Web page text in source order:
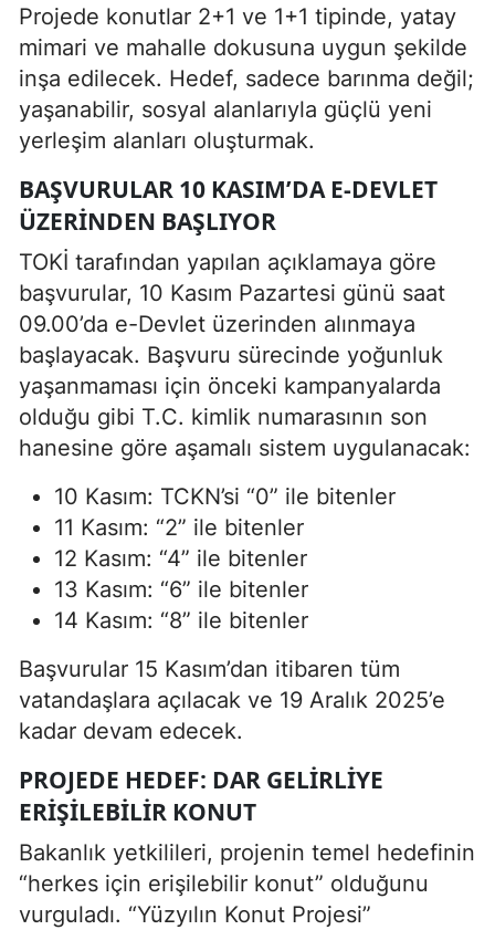
Projede konutlar 2+1 ve 1+1 tipinde, yatay
mimari ve mahalle dokusuna uygun şekilde
inşa edilecek. Hedef, sadece barınma değil;
yaşanabilir, sosyal alanlarıyla güçlü yeni
yerleşim alanları oluşturmak.
BAŞVURULAR 10 KASIM’DA E-DEVLET
ÜZERINDEN BAŞLIYOR
TOKİ tarafından yapılan açıklamaya göre
başvurular, 10 Kasım Pazartesi günü saat
09.00’da e-Devlet üzerinden alınmaya
başlayacak. Başvuru sürecinde yoğunluk
yaşanmaması için önceki kampanyalarda
olduğu gibi T.C. kimlik numarasının son
hanesine göre aşamalı sistem uygulanacak:
10 Kasım: TCKN’si “0” ile bitenler
11 Kasım: “2” ile bitenler
12 Kasım: “4” ile bitenler
13 Kasım: “6” ile bitenler
14 Kasım: “8” ile bitenler
Başvurular 15 Kasım’dan itibaren tüm
vatandaşlara açılacak ve 19 Aralık 2025’e
kadar devam edecek.
PROJEDE HEDEF: DAR GELIRLIYE
ERIŞILEBILIR KONUT
Bakanlık yetkilileri, projenin temel hedefinin
“herkes için erişilebilir konut” olduğunu
vurguladı. “Yüzyılın Konut Projesi”